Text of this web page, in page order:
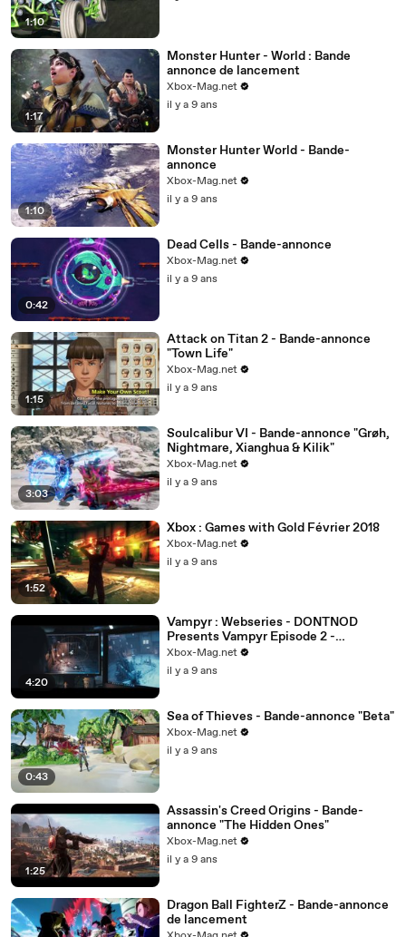
1:10
1:17
Monster Hunter - World : Bande
annonce de lancement
Xbox-Mag.net
il y a 9 ans
1:10
Monster Hunter World - Bande-
annonce
Xbox-Mag.net
il y a 9 ans
0:42
Dead Cells - Bande-annonce
Xbox-Mag.net
il y a 9 ans
1:15
Attack on Titan 2 - Bande-annonce
"Town Life"
Xbox-Mag.net
il y a 9 ans
3:03
Soulcalibur VI - Bande-annonce "Grøh,
Nightmare, Xianghua & Kilik"
Xbox-Mag.net
il y a 9 ans
1:52
Xbox : Games with Gold Février 2018
Xbox-Mag.net
il y a 9 ans
4:20
Vampyr : Webseries - DONTNOD
Presents Vampyr Episode 2 -
"BanArchitects of the Obscure"
Xbox-Mag.net
il y a 9 ans
0:43
Sea of Thieves - Bande-annonce "Beta"
Xbox-Mag.net
il y a 9 ans
1:25
Assassin's Creed Origins - Bande-
annonce "The Hidden Ones"
Xbox-Mag.net
il y a 9 ans
Dragon Ball FighterZ - Bande-annonce
de lancement